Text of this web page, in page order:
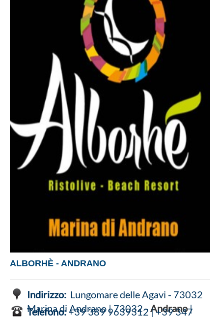
ALBORHÈ - ANDRANO
Indirizzo: Lungomare delle Agavi - 73032
Marina di Andrano | 73032 -Andrano|
Telefono: +39 389 9639312 | +39 347